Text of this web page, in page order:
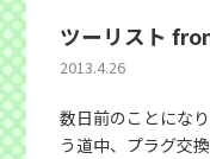
ツーリスト
2013.4.26
数日前のことにな
う道中、プラグ交